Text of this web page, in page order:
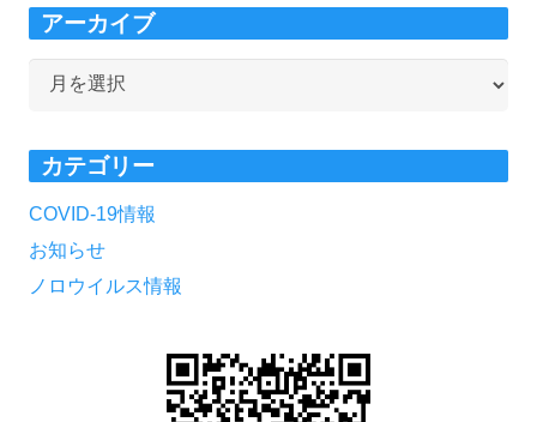
アーカイブ
イ
ブ
カテゴリー
COVID-19情報
お知らせ
ノロウイルス情報